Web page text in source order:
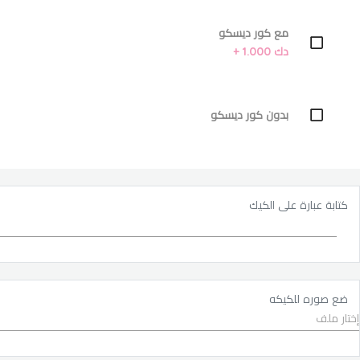
مع كور ديسكو
دك 1.000 +
بدون كور ديسكو
كتابة عبارة على الكيك
ضع صوره للكيكه